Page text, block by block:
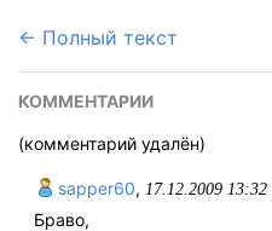
← Полный текст
КОММЕНТАРИИ
(комментарий удалён)
sapper60, 17.12.2009 13:32
Браво,